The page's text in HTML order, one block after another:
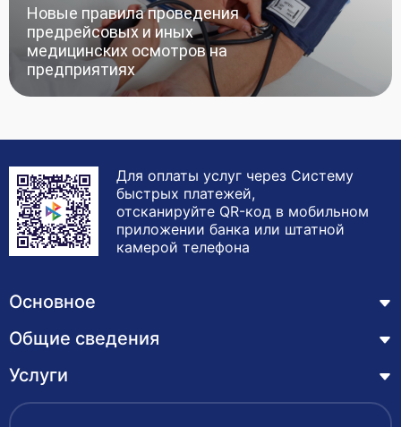
Новые правила проведения
предрейсовых и иных
медицинских осмотров на
предприятиях
Для оплаты услуг через Систему
быстрых платежей,
отсканируйте QR-код в мобильном
приложении банка или штатной
камерой телефона
Основное
Курсы
Лицензия
Обучающимся
Общие сведения
Основные сведения
Структура и органы управления образовательной
Услуги
Профессиональная переподготовка